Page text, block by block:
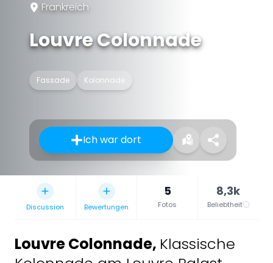
Frankreich
Louvre Colonnade
Fassade Kolonnade
Ich war dort
Discussion Bewertungen
5
Fotos
8,3k
Beliebtheit
Louvre Colonnade, Klassische